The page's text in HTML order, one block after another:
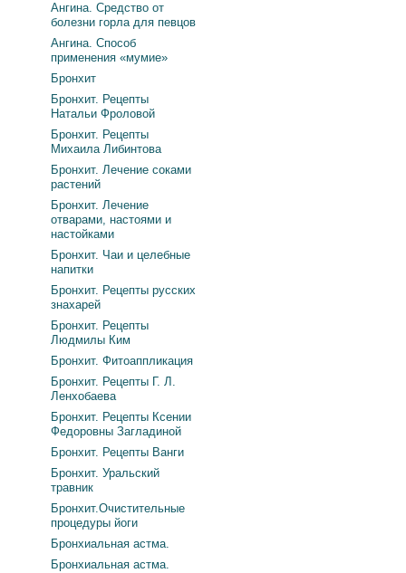
Ангина. Средство от
болезни горла для певцов
Ангина. Способ
применения «мумие»
Бронхит
Бронхит. Рецепты
Натальи Фроловой
Бронхит. Рецепты
Михаила Либинтова
Бронхит. Лечение соками
растений
Бронхит. Лечение
отварами, настоями и
настойками
Бронхит. Чаи и целебные
напитки
Бронхит. Рецепты русских
знахарей
Бронхит. Рецепты
Людмилы Ким
Бронхит. Фитоаппликация
Бронхит. Рецепты Г. Л.
Ленхобаева
Бронхит. Рецепты Ксении
Федоровны Загладиной
Бронхит. Рецепты Ванги
Бронхит. Уральский
травник
Бронхит.Очистительные
процедуры йоги
Бронхиальная астма.
Бронхиальная астма.